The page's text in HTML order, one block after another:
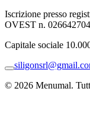
Iscrizione presso
OVEST n.
Capitale sociale
© 2026 Menumal.